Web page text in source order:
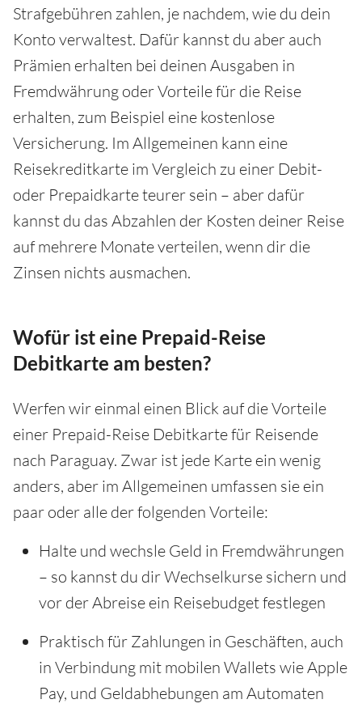
Strafgebühren zahlen, je nachdem, wie du dein
Konto verwaltest. Dafür kannst du aber auch
Prämien erhalten bei deinen Ausgaben in
Fremdwährung oder Vorteile für die Reise
erhalten, zum Beispiel eine kostenlose
Versicherung. Im Allgemeinen kann eine
Reisekreditkarte im Vergleich zu einer Debit-
oder Prepaidkarte teurer sein – aber dafür
kannst du das Abzahlen der Kosten deiner Reise
auf mehrere Monate verteilen, wenn dir die
Zinsen nichts ausmachen.
Wofür ist eine Prepaid-Reise
Debitkarte am besten?
Werfen wir einmal einen Blick auf die Vorteile
einer Prepaid-Reise Debitkarte für Reisende
nach Paraguay. Zwar ist jede Karte ein wenig
anders, aber im Allgemeinen umfassen sie ein
paar oder alle der folgenden Vorteile:
Halte und wechsle Geld in Fremdwährungen
– so kannst du dir Wechselkurse sichern und
vor der Abreise ein Reisebudget festlegen
Praktisch für Zahlungen in Geschäften, auch
in Verbindung mit mobilen Wallets wie Apple
Pay, und Geldabhebungen am Automaten